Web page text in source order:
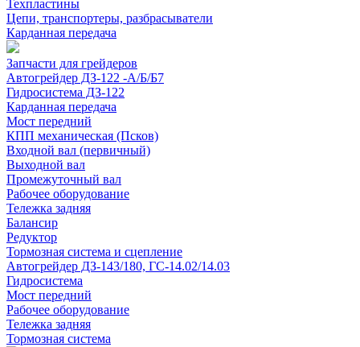
Техпластины
Цепи, транспортеры, разбрасыватели
Карданная передача
Запчасти для грейдеров
Автогрейдер ДЗ-122 -А/Б/Б7
Гидросистема ДЗ-122
Карданная передача
Мост передний
КПП механическая (Псков)
Входной вал (первичный)
Выходной вал
Промежуточный вал
Рабочее оборудование
Тележка задняя
Балансир
Редуктор
Тормозная система и сцепление
Автогрейдер ДЗ-143/180, ГС-14.02/14.03
Гидросистема
Мост передний
Рабочее оборудование
Тележка задняя
Тормозная система